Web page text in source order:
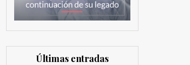
Últimas entradas